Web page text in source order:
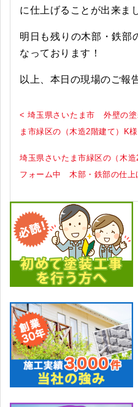
に仕上げることが出来ま
明日も残りの木部・鉄部
なっております！
以上、本日の現場のご報
< 埼玉県さいたま市 外壁の塗
ま市緑区の（木造2階建て）K
埼玉県さいたま市緑区の（木
フォーム中 木部・鉄部の仕上